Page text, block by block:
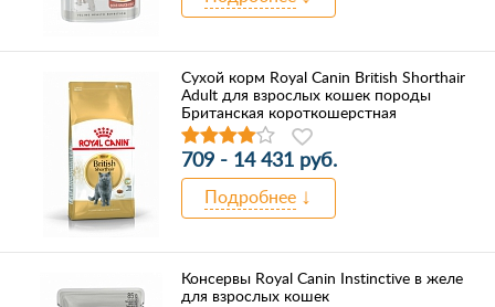
Сухой корм Royal Canin British Shorthair
Adult для взрослых кошек породы
Британская короткошерстная
709 - 14 431 руб.
Подробнее
Консервы Royal Canin Instinctive в желе
для взрослых кошек